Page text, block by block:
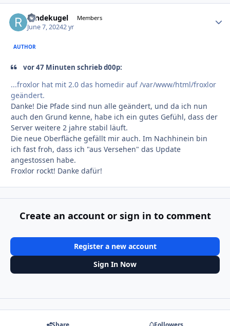
rundekugel Members
June 7, 20242 yr
AUTHOR
vor 47 Minuten schrieb d00p:
...froxlor hat mit 2.0 das homedir auf /var/www/html/froxlor
geändert.
Danke! Die Pfade sind nun alle geändert, und da ich nun
auch den Grund kenne, habe ich ein gutes Gefühl, dass der
Server weitere 2 jahre stabil läuft.
Die neue Oberfläche gefällt mir auch. Im Nachhinein bin
ich fast froh, dass ich "aus Versehen" das Update
angestossen habe.
Froxlor rockt! Danke dafür!
Create an account or sign in to comment
Register a new account
Sign In Now